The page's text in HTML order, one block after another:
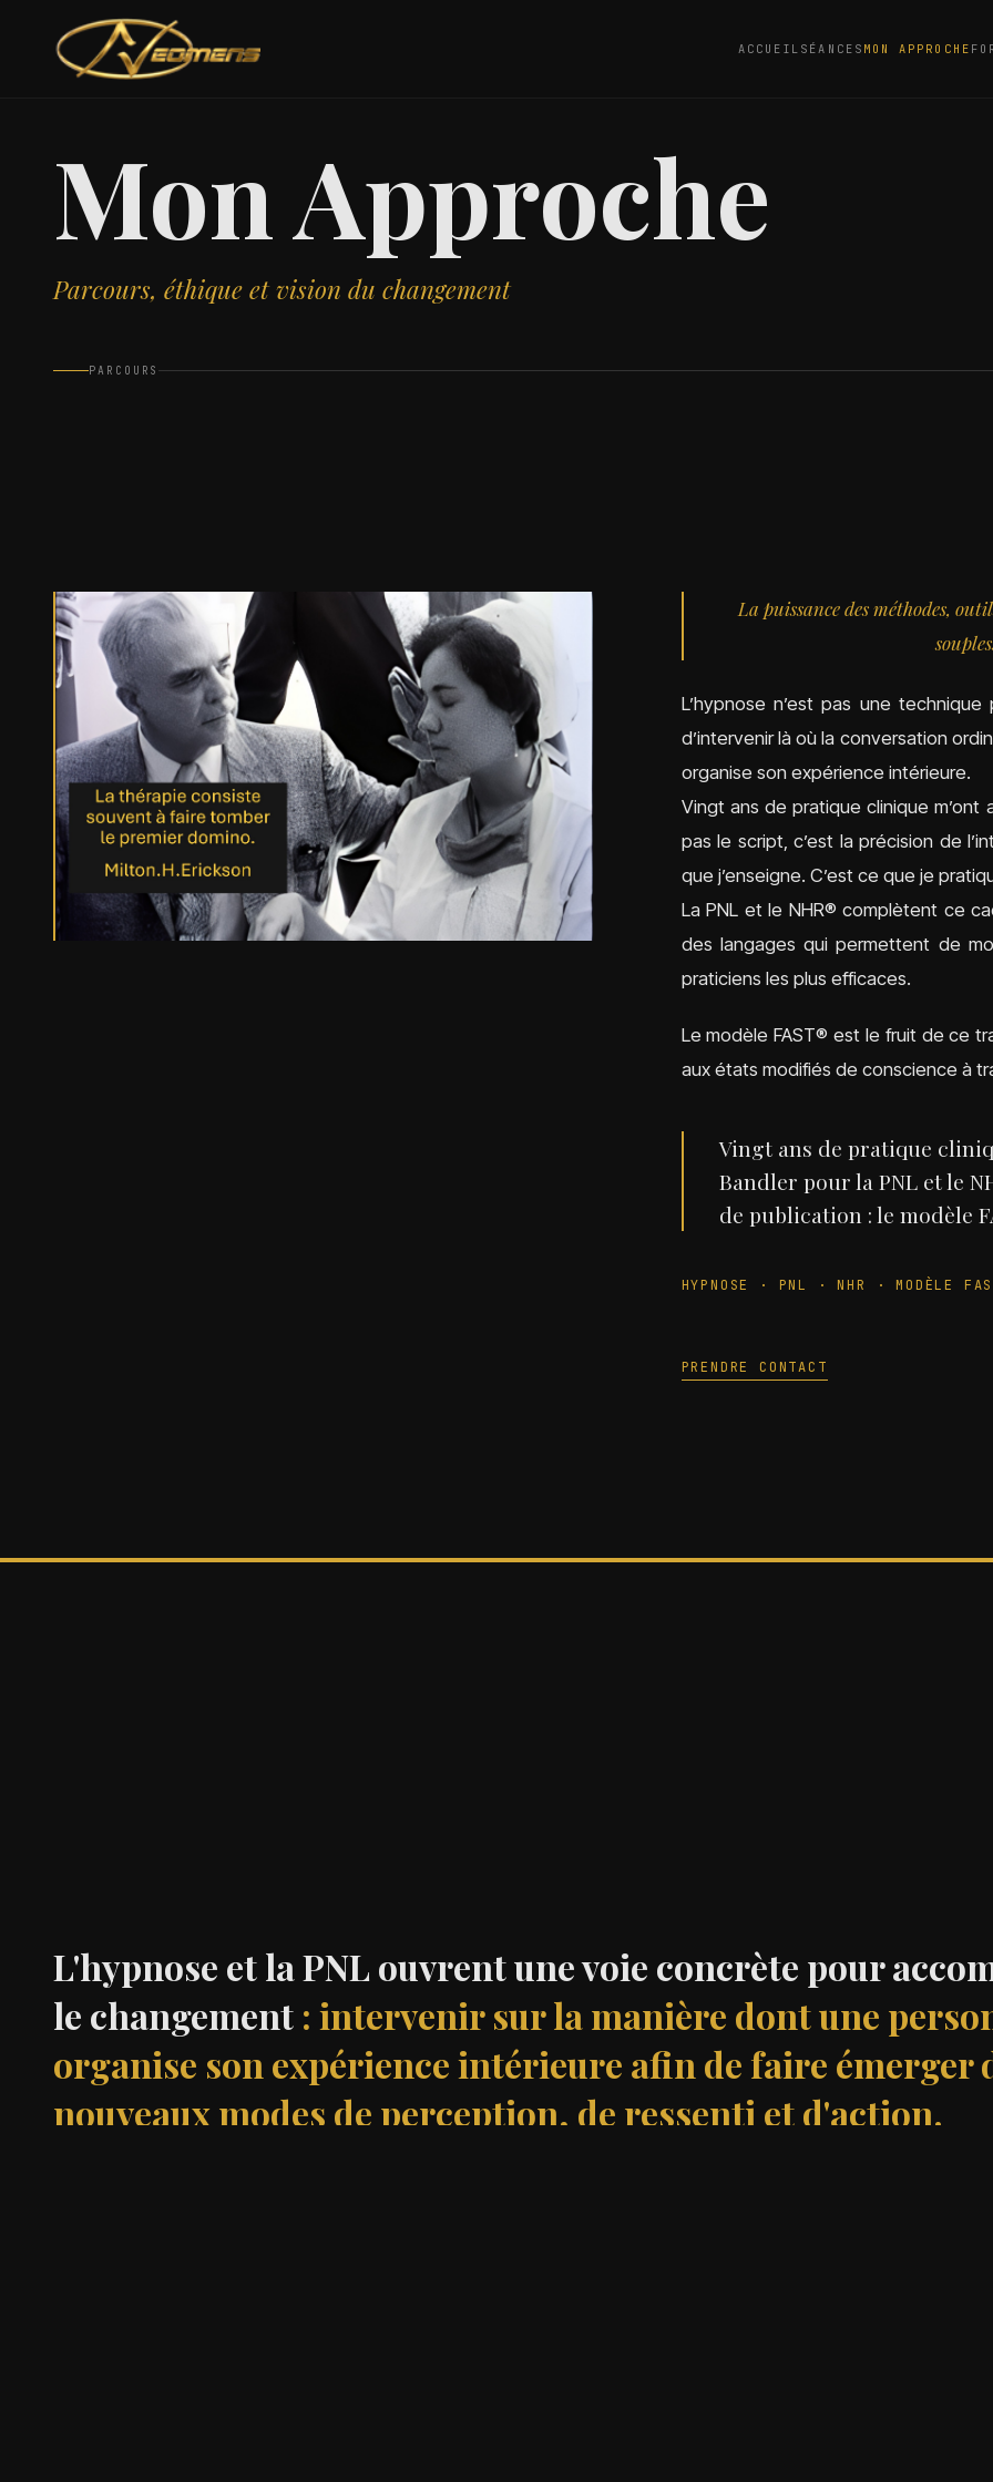
ACCUEIL SÉANCES MON APPROCHE
Mon Approche
Parcours, éthique et vision du changement
PARCOURS
La puissance des méthodes,
L’hypnose n’est pas une
d’intervenir là où la conversation
organise son expérience intérieure.
Vingt ans de pratique clinique
pas le script, c’est la précision de
que j’enseigne. C’est ce que je
La PNL et le NHR® complètent ce
des langages qui permettent de
praticiens les plus efficaces.
Le modèle FAST® est le fruit de ce
aux états modifiés de conscience à
Vingt ans de pratique
Bandler pour la PNL et le
de publication : le modèle
HYPNOSE · PNL · NHR · MODÈLE
PRENDRE CONTACT
L'hypnose et la PNL ouvrent une voie concrète pour
le changement : intervenir sur la manière dont une
organise son expérience intérieure afin de faire émerger
nouveaux modes de perception, de ressenti et d'action.